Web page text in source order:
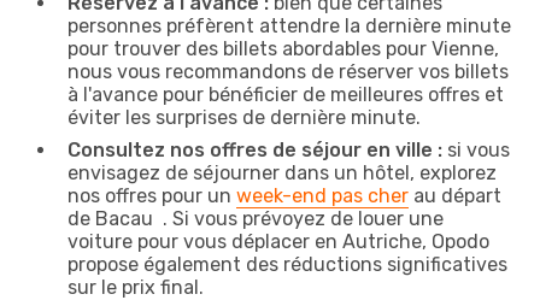
personnes préfèrent attendre la dernière minute
pour trouver des billets abordables pour Vienne,
nous vous recommandons de réserver vos billets
à l'avance pour bénéficier de meilleures offres et
éviter les surprises de dernière minute.
Consultez nos offres de séjour en ville : si vous
envisagez de séjourner dans un hôtel, explorez
nos offres pour un week-end pas cher au départ
de Bacau . Si vous prévoyez de louer une
voiture pour vous déplacer en Autriche, Opodo
propose également des réductions significatives
sur le prix final.